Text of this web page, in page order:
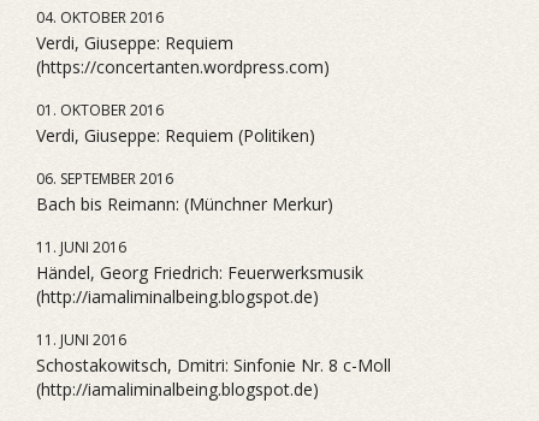
04. OKTOBER 2016
Verdi, Giuseppe: Requiem
(https://concertanten.wordpress.com)
01. OKTOBER 2016
Verdi, Giuseppe: Requiem (Politiken)
06. SEPTEMBER 2016
Bach bis Reimann: (Münchner Merkur)
11. JUNI 2016
Händel, Georg Friedrich: Feuerwerksmusik
(http://iamaliminalbeing.blogspot.de)
11. JUNI 2016
Schostakowitsch, Dmitri: Sinfonie Nr. 8 c-Moll
(http://iamaliminalbeing.blogspot.de)